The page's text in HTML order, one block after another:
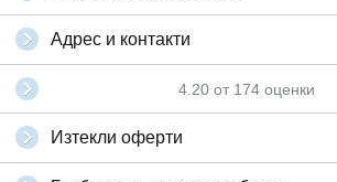
Адрес и контакти
4.20 от 174 оценки
Изтекли оферти